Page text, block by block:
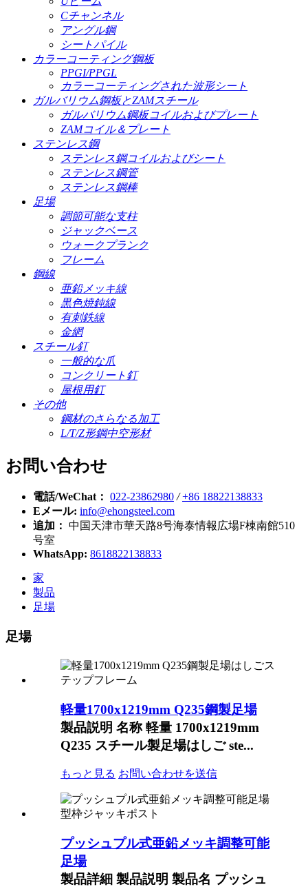
Cチャンネル
アングル鋼
シートパイル
カラーコーティング鋼板
PPGI/PPGL
カラーコーティングされた波形シート
ガルバリウム鋼板とZAMスチール
ガルバリウム鋼板コイルおよびプレート
ZAMコイル＆プレート
ステンレス鋼
ステンレス鋼コイルおよびシート
ステンレス鋼管
ステンレス鋼棒
足場
調節可能な支柱
ジャックベース
ウォークプランク
フレーム
鋼線
亜鉛メッキ線
黒色焼鈍線
有刺鉄線
金網
スチール釘
一般的な爪
コンクリート釘
屋根用釘
その他
鋼材のさらなる加工
L/T/Z形鋼中空形材
お問い合わせ
電話/WeChat： 022-23862980 / +86 18822138833
Eメール: info@ehongsteel.com
追加： 中国天津市華天路8号海泰情報広場F棟南館510
号室
WhatsApp: 8618822138833
家
製品
足場
足場
軽量1700x1219mm Q235鋼製足場
製品説明 名称 軽量 1700x1219mm
Q235 スチール製足場はしご ste...
もっと見る お問い合わせを送信
プッシュプル式亜鉛メッキ調整可能
足場
製品詳細 製品説明 製品名 プッシュ